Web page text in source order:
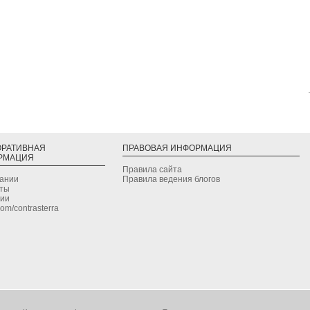
contrasterra
ПРАВОВАЯ ИНФОРМАЦИЯ
Правила сайта
Правила ведения блогов